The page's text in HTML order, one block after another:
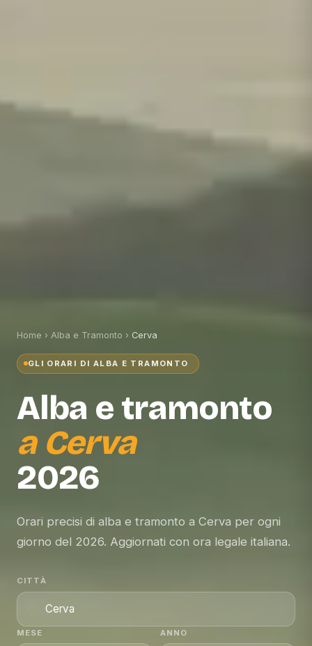
Home › Alba e Tramonto › Cerva
GLI ORARI DI ALBA E TRAMONTO
Alba e tramonto
a Cerva
2026
Orari precisi di alba e tramonto a Cerva per ogni
giorno del 2026. Aggiornati con ora legale italiana.
CITTÀ
MESE ANNO